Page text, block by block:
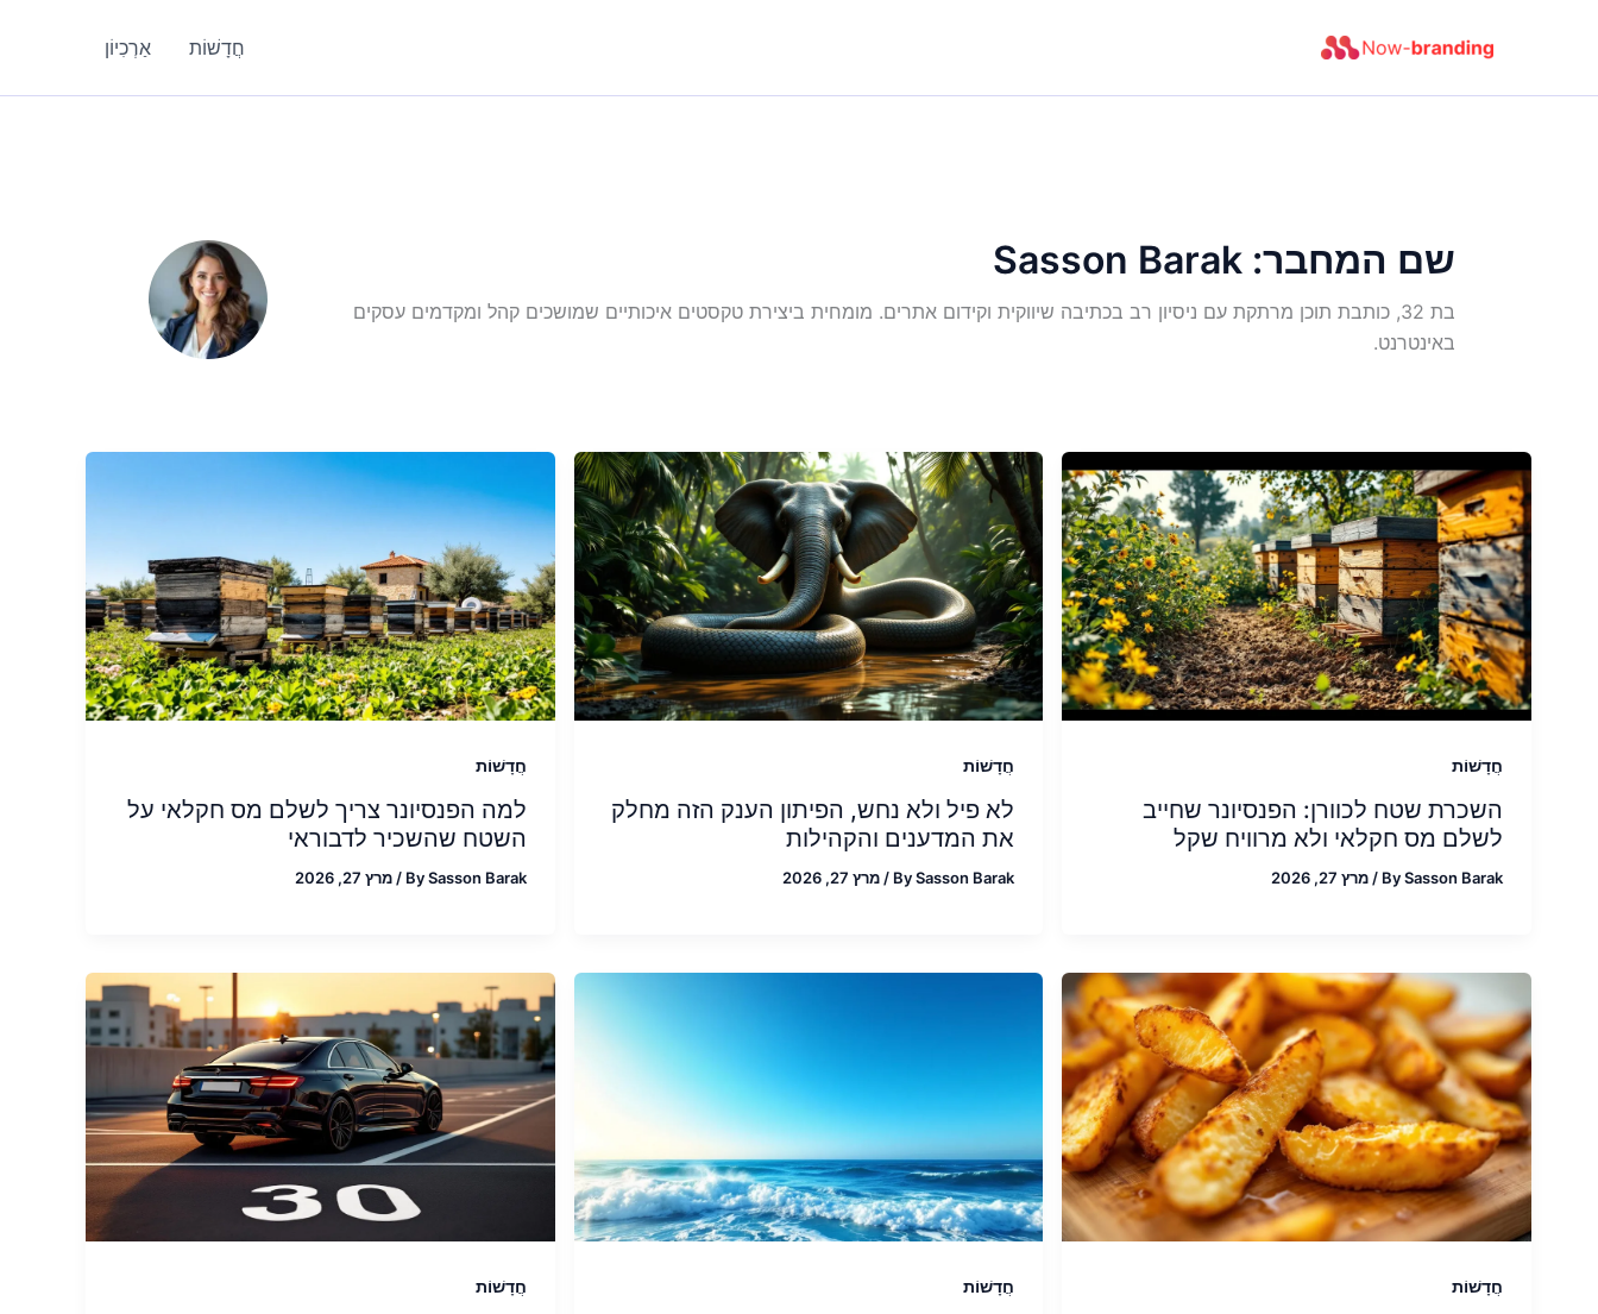
חֲדָשׁוֹת אַרְכִיוֹן
שם המחבר: Sasson Barak
בת 32, כותבת תוכן מרתקת עם ניסיון רב בכתיבה שיווקית וקידום אתרים. מומחית ביצירת טקסטים איכותיים שמושכים קהל ומקדמים עסקים
באינטרנט.
חֲדָשׁוֹת
השכרת שטח לכוורן: הפנסיונר שחייב
לשלם מס חקלאי ולא מרוויח שקל
BySasson Barak
/ מרץ 27, 2026
חֲדָשׁוֹת
לא פיל ולא נחש, הפיתון הענק הזה מחלק
את המדענים והקהילות
BySasson Barak
/ מרץ 27, 2026
חֲדָשׁוֹת
למה הפנסיונר צריך לשלם מס חקלאי על
השטח שהשכיר לדבוראי
BySasson Barak
/מרץ 27, 2026
חֲדָשׁוֹת חֲדָשׁוֹת חֲדָשׁוֹת